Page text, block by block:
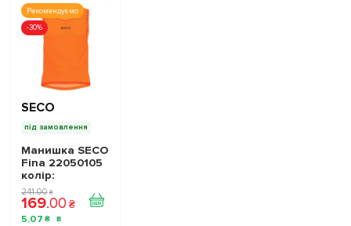
Рекомендуємо
-30%
SECO
під замовлення
Манишка SECO
Fina 22050105
колiр:
помаранчева
кислота
241.00 ₴
169.00 ₴
5.07 ₴